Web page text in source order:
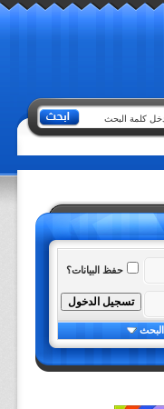
حفظ البيانات؟
البحث